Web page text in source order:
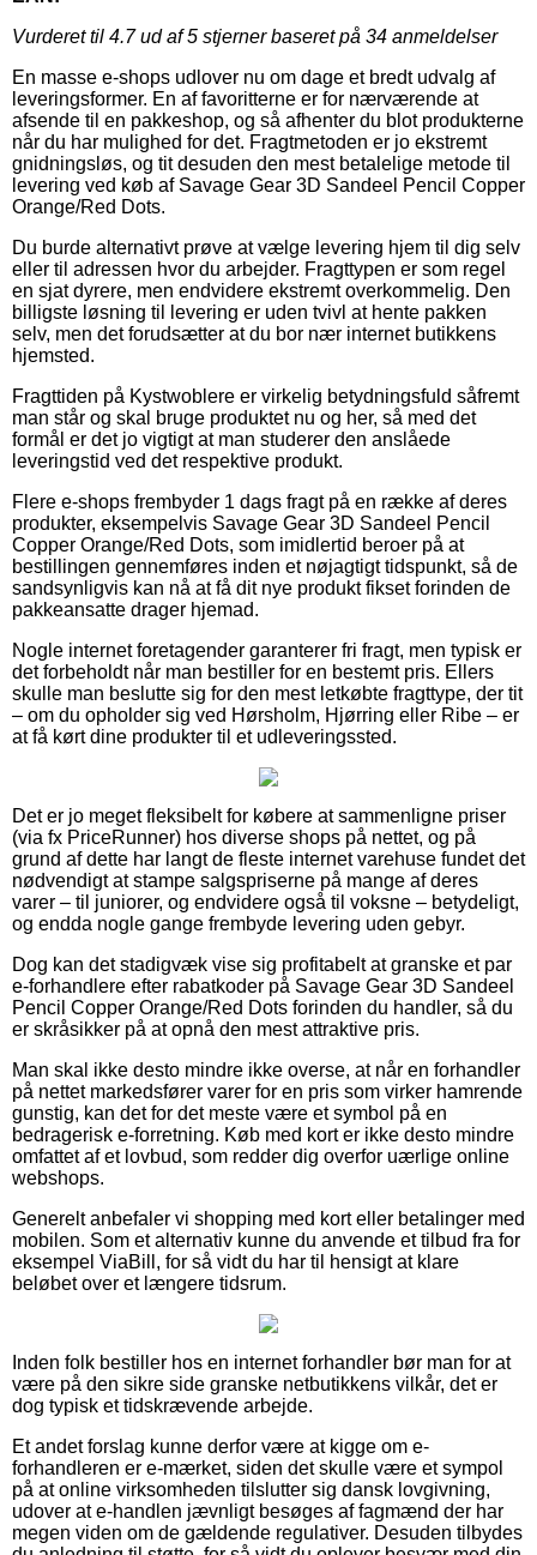
Vurderet til 4.7ud af 5 stjerner baseret på 34 anmeldelser
En masse e-shops udlover nu om dage et bredt udvalg af
leveringsformer. En af favoritterne er for nærværende at
afsende til en pakkeshop, og så afhenter du blot produkterne
når du har mulighed for det. Fragtmetoden er jo ekstremt
gnidningsløs, og tit desuden den mest betalelige metode til
levering ved køb af Savage Gear 3D Sandeel Pencil Copper
Orange/Red Dots.
Du burde alternativt prøve at vælge levering hjem til dig selv
eller til adressen hvor du arbejder. Fragttypen er som regel
en sjat dyrere, men endvidere ekstremt overkommelig. Den
billigste løsning til levering er uden tvivl at hente pakken
selv, men det forudsætter at du bor nær internet butikkens
hjemsted.
Fragttiden på Kystwoblere er virkelig betydningsfuld såfremt
man står og skal bruge produktet nu og her, så med det
formål er det jo vigtigt at man studerer den anslåede
leveringstid ved det respektive produkt.
Flere e-shops frembyder 1 dags fragt på en række af deres
produkter, eksempelvis Savage Gear 3D Sandeel Pencil
Copper Orange/Red Dots, som imidlertid beroer på at
bestillingen gennemføres inden et nøjagtigt tidspunkt, så de
sandsynligvis kan nå at få dit nye produkt fikset forinden de
pakkeansatte drager hjemad.
Nogle internet foretagender garanterer fri fragt, men typisk er
det forbeholdt når man bestiller for en bestemt pris. Ellers
skulle man beslutte sig for den mest letkøbte fragttype, der tit
– om du opholder sig ved Hørsholm, Hjørring eller Ribe – er
at få kørt dine produkter til et udleveringssted.
Det er jo meget fleksibelt for købere at sammenligne priser
(via fx PriceRunner) hos diverse shops på nettet, og på
grund af dette har langt de fleste internet varehuse fundet det
nødvendigt at stampe salgspriserne på mange af deres
varer – til juniorer, og endvidere også til voksne – betydeligt,
og endda nogle gange frembyde levering uden gebyr.
Dog kan det stadigvæk vise sig profitabelt at granske et par
e-forhandlere efter rabatkoder på Savage Gear 3D Sandeel
Pencil Copper Orange/Red Dots forinden du handler, så du
er skråsikker på at opnå den mest attraktive pris.
Man skal ikke desto mindre ikke overse, at når en forhandler
på nettet markedsfører varer for en pris som virker hamrende
gunstig, kan det for det meste være et symbol på en
bedragerisk e-forretning. Køb med kort er ikke desto mindre
omfattet af et lovbud, som redder dig overfor uærlige online
webshops.
Generelt anbefaler vi shopping med kort eller betalinger med
mobilen. Som et alternativ kunne du anvende et tilbud fra for
eksempel ViaBill, for så vidt du har til hensigt at klare
beløbet over et længere tidsrum.
Inden folk bestiller hos en internet forhandler bør man for at
være på den sikre side granske netbutikkens vilkår, det er
dog typisk et tidskrævende arbejde.
Et andet forslag kunne derfor være at kigge om e-
forhandleren er e-mærket, siden det skulle være et sympol
på at online virksomheden tilslutter sig dansk lovgivning,
udover at e-handlen jævnligt besøges af fagmænd der har
megen viden om de gældende regulativer. Desuden tilbydes